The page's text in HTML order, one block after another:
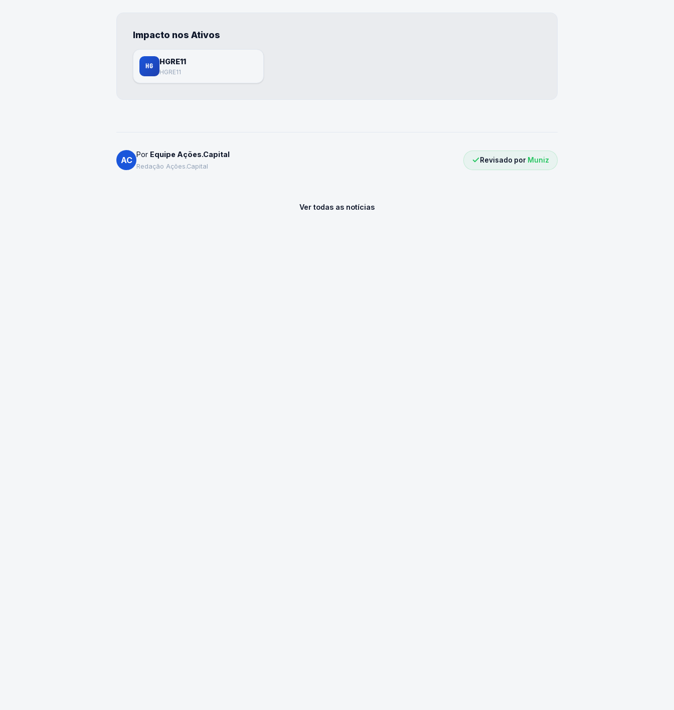
Impacto nos Ativos
HG
HGRE11
HGRE11
AC
Por Equipe Ações.Capital
Redação Ações.Capital
Revisado por Muniz
Ver todas as notícias